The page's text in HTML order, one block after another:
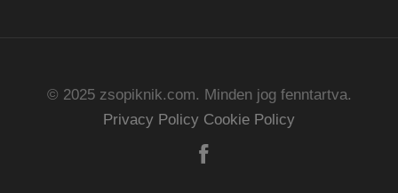
© 2025 zsopiknik.com. Minden jog fenntartva.
Privacy Policy Cookie Policy